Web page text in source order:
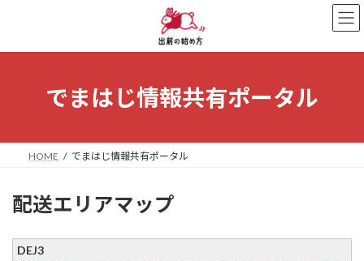
ン
ー
でまはじ情報共有ポータル
HOME でまはじ情報共有ポータル
配送エリアマップ
DEJ3